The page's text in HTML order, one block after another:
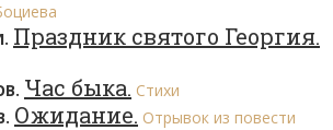
Праздник святого Георгия.
Час быка. Стихи
Ожидание. Отрывок из повести